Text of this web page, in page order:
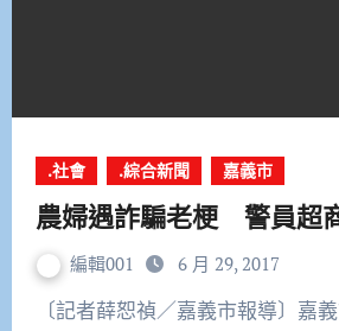
.社會 .綜合新聞 嘉義市
農婦遇詐騙老梗 警員超
編輯001 6 月 29, 2017
〔記者薛恕禎／嘉義市報導〕嘉